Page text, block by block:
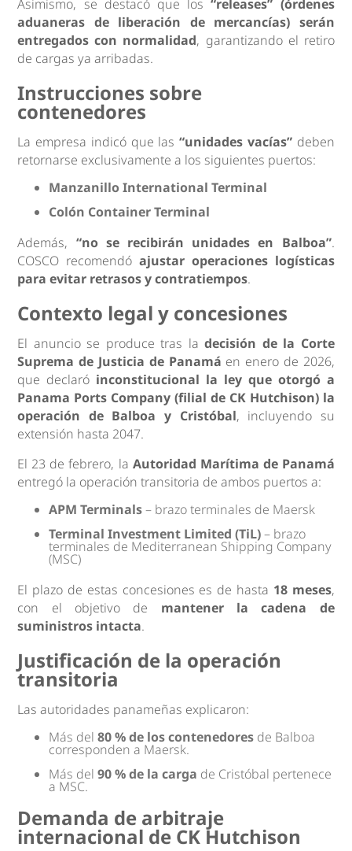
Asimismo, se destacó que los“releases” (órdenes
aduaneras de liberación de mercancías) serán
entregados con normalidad, garantizando el retiro
de cargas ya arribadas.
Instrucciones sobre
contenedores
La empresa indicó que las“unidades vacías”deben
retornarse exclusivamente a los siguientes puertos:
Manzanillo International Terminal
Colón Container Terminal
Además, “no se recibirán unidades en Balboa”.
COSCO recomendó ajustar operaciones logísticas
para evitar retrasos y contratiempos.
Contexto legal y concesiones
El anuncio se produce tras ladecisión de la Corte
Suprema de Justicia de Panamá en enero de 2026,
que declaró inconstitucional la ley que otorgó a
Panama Ports Company (filial de CK Hutchison) la
operación de Balboa y Cristóbal, incluyendo su
extensión hasta 2047.
El 23 de febrero, la Autoridad Marítima de Panamá
entregó la operación transitoria de ambos puertos a:
APM Terminals– brazo terminales de Maersk
Terminal Investment Limited (TiL)– brazo
terminales de Mediterranean Shipping Company
(MSC)
El plazo de estas concesiones es de hasta 18 meses,
con el objetivo de mantener la cadena de
suministros intacta.
Justificación de la operación
transitoria
Las autoridades panameñas explicaron:
Más del80 % de los contenedores de Balboa
corresponden a Maersk.
Más del90 % de la carga de Cristóbal pertenece
a MSC.
Demanda de arbitraje
internacional de CK Hutchison